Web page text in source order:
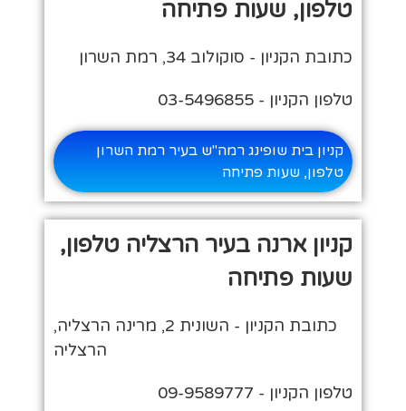
טלפון, שעות פתיחה
כתובת הקניון - סוקולוב 34, רמת השרון
טלפון הקניון - 03-5496855
קניון בית שופינג רמה"ש בעיר רמת השרון
טלפון, שעות פתיחה
קניון ארנה בעיר הרצליה טלפון,
שעות פתיחה
כתובת הקניון - השונית 2, מרינה הרצליה,
הרצליה
טלפון הקניון - 09-9589777